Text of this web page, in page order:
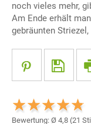
noch vieles mehr,
Am Ende erhält
gebräunten
Bewertung: Ø 4,8 (21